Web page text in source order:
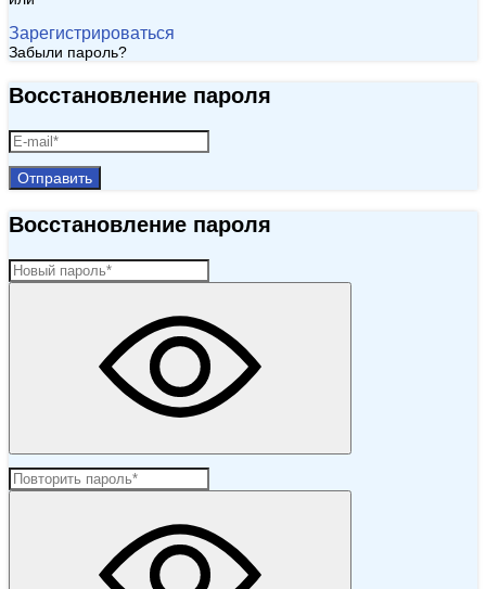
Зарегистрироваться
Забыли пароль?
Восстановление пароля
Отправить
Восстановление пароля